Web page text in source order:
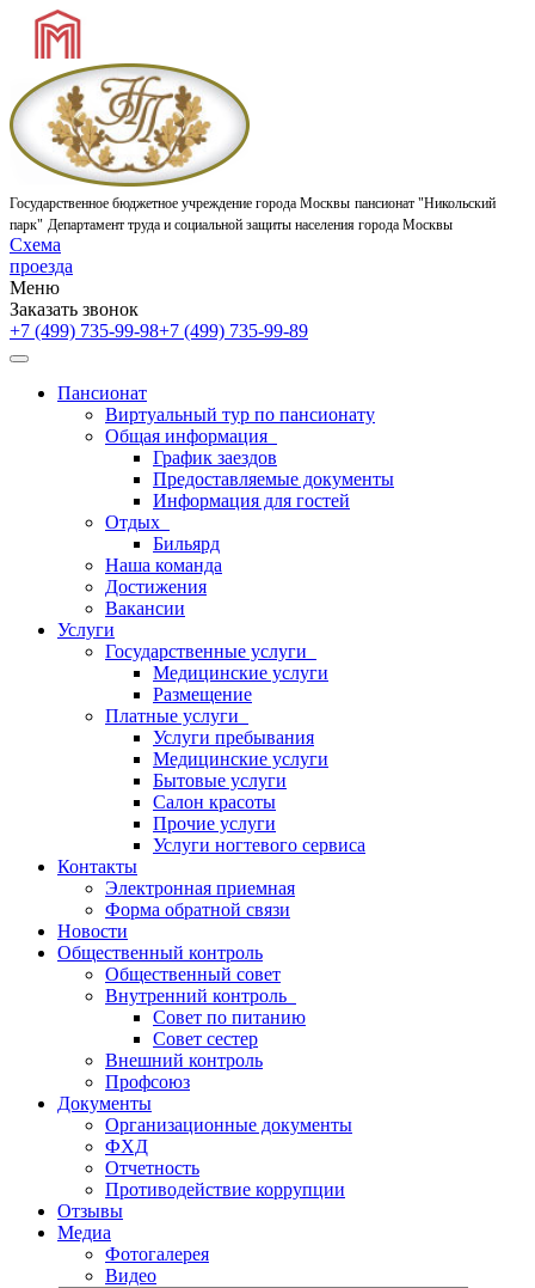
Государственное бюджетное учреждение города Москвы пансионат "Никольский
парк" Департамент труда и социальной защиты населения города Москвы
Схема
проезда
Меню
Заказать звонок
+7 (499) 735-99-98+7 (499) 735-99-89
Пансионат
Виртуальный тур по пансионату
Общая информация
График заездов
Предоставляемые документы
Информация для гостей
Отдых
Бильярд
Наша команда
Достижения
Вакансии
Услуги
Государственные услуги
Медицинские услуги
Размещение
Платные услуги
Услуги пребывания
Медицинские услуги
Бытовые услуги
Салон красоты
Прочие услуги
Услуги ногтевого сервиса
Контакты
Электронная приемная
Форма обратной связи
Новости
Общественный контроль
Общественный совет
Внутренний контроль
Совет по питанию
Совет сестер
Внешний контроль
Профсоюз
Документы
Организационные документы
ФХД
Отчетность
Противодействие коррупции
Отзывы
Медиа
Фотогалерея
Видео